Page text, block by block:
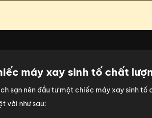
máy xay sinh tố chất
sạn nên đầu tư một chiếc máy xay sinh
vời như sau: